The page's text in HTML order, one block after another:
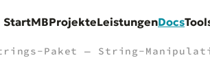
StartMBProjekteLeistungenDocs
Paket — String-